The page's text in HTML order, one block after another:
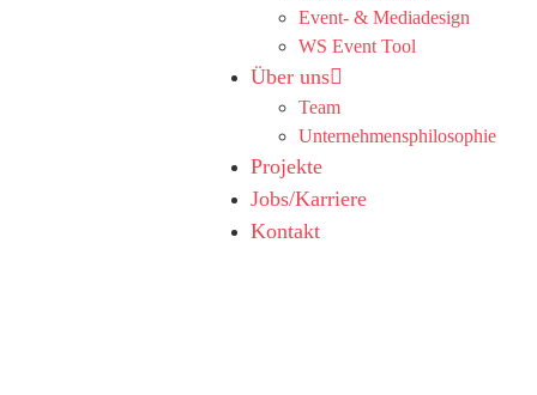
Event- & Mediadesign
WS Event Tool
Über uns
Team
Unternehmensphilosophie
Projekte
Jobs/Karriere
Kontakt